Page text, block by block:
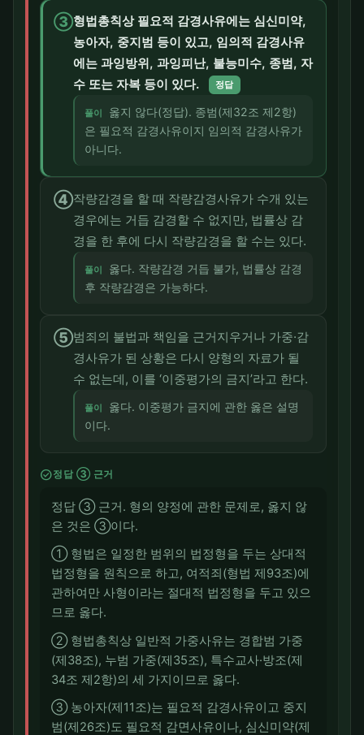
③형법총칙상 필요적 감경사유에는 심신미약,
농아자, 중지범 등이 있고, 임의적 감경사유
에는 과잉방위, 과잉피난, 불능미수, 종범, 자
수 또는 자복 등이 있다.
정답
풀이
옳지 않다(정답). 종범(제32조 제2항)
은 필요적 감경사유이지 임의적 감경사유가
아니다.
④작량감경을 할 때 작량감경사유가 수개 있는
경우에는 거듭 감경할 수 없지만, 법률상 감
경을 한 후에 다시 작량감경을 할 수는 있다.
풀이
옳다. 작량감경 거듭 불가, 법률상 감경
후 작량감경은 가능하다.
⑤범죄의 불법과 책임을 근거지우거나 가중·감
경사유가 된 상황은 다시 양형의 자료가 될
수 없는데, 이를 ‘이중평가의 금지’라고 한다.
풀이
옳다. 이중평가 금지에 관한 옳은 설명
이다.
check_circle정답 ③ 근거
정답 ③ 근거. 형의 양정에 관한 문제로, 옳지 않
은 것은 ③이다.
① 형법은 일정한 범위의 법정형을 두는 상대적
법정형을 원칙으로 하고, 여적죄(형법 제93조)에
관하여만 사형이라는 절대적 법정형을 두고 있으
므로 옳다.
② 형법총칙상 일반적 가중사유는 경합범 가중
(제38조), 누범 가중(제35조), 특수교사·방조(제
34조 제2항)의 세 가지이므로 옳다.
③ 농아자(제11조)는 필요적 감경사유이고 중지
범(제26조)도 필요적 감면사유이나, 심신미약(제